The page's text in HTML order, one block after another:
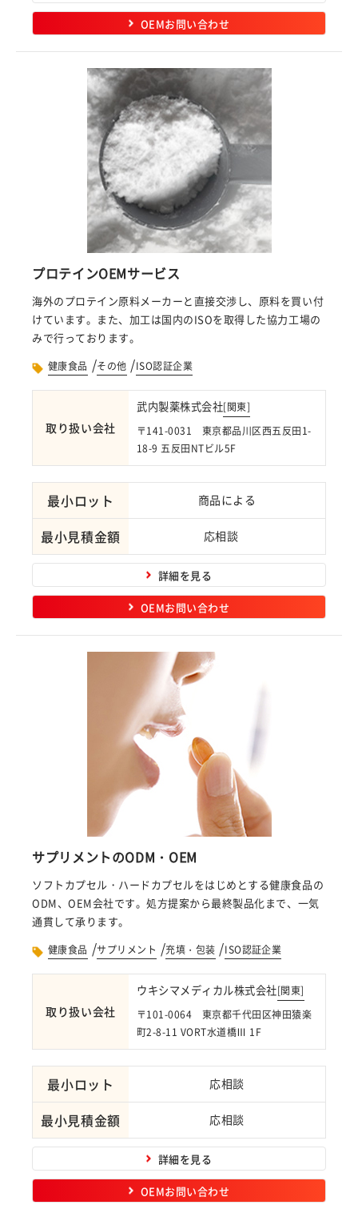
OEMお問い合わせ
プロテインOEMサービス
海外のプロテイン原料メーカーと直接交渉し、原料を買い付
けています。また、加工は国内のISOを取得した協力工場の
みで行っております。
健康食品 /その他 /ISO認証企業
取り扱い会社
武内製薬株式会社[関東]
〒141-0031 東京都品川区西五反田1-
18-9 五反田NTビル5F
最小ロット 商品による
最小見積金額 応相談
詳細を見る
OEMお問い合わせ
サプリメントのODM・OEM
ソフトカプセル・ハードカプセルをはじめとする健康食品の
ODM、OEM会社です。処方提案から最終製品化まで、一気
通貫して承ります。
健康食品 /サプリメント /充填・包装 /ISO認証企業
取り扱い会社
ウキシマメディカル株式会社[関東]
〒101-0064 東京都千代田区神田猿楽
町2-8-11 VORT水道橋Ⅲ 1F
最小ロット 応相談
最小見積金額 応相談
詳細を見る
OEMお問い合わせ